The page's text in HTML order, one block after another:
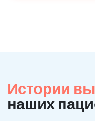
Истории
наших